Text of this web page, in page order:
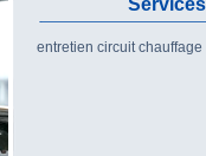
entretien circuit chauffage